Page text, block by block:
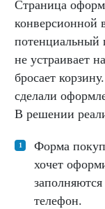
Страница
конверсионной
потенциальный
не устраивает
бросает
сделали
В решении
Форма
хочет
телефон.